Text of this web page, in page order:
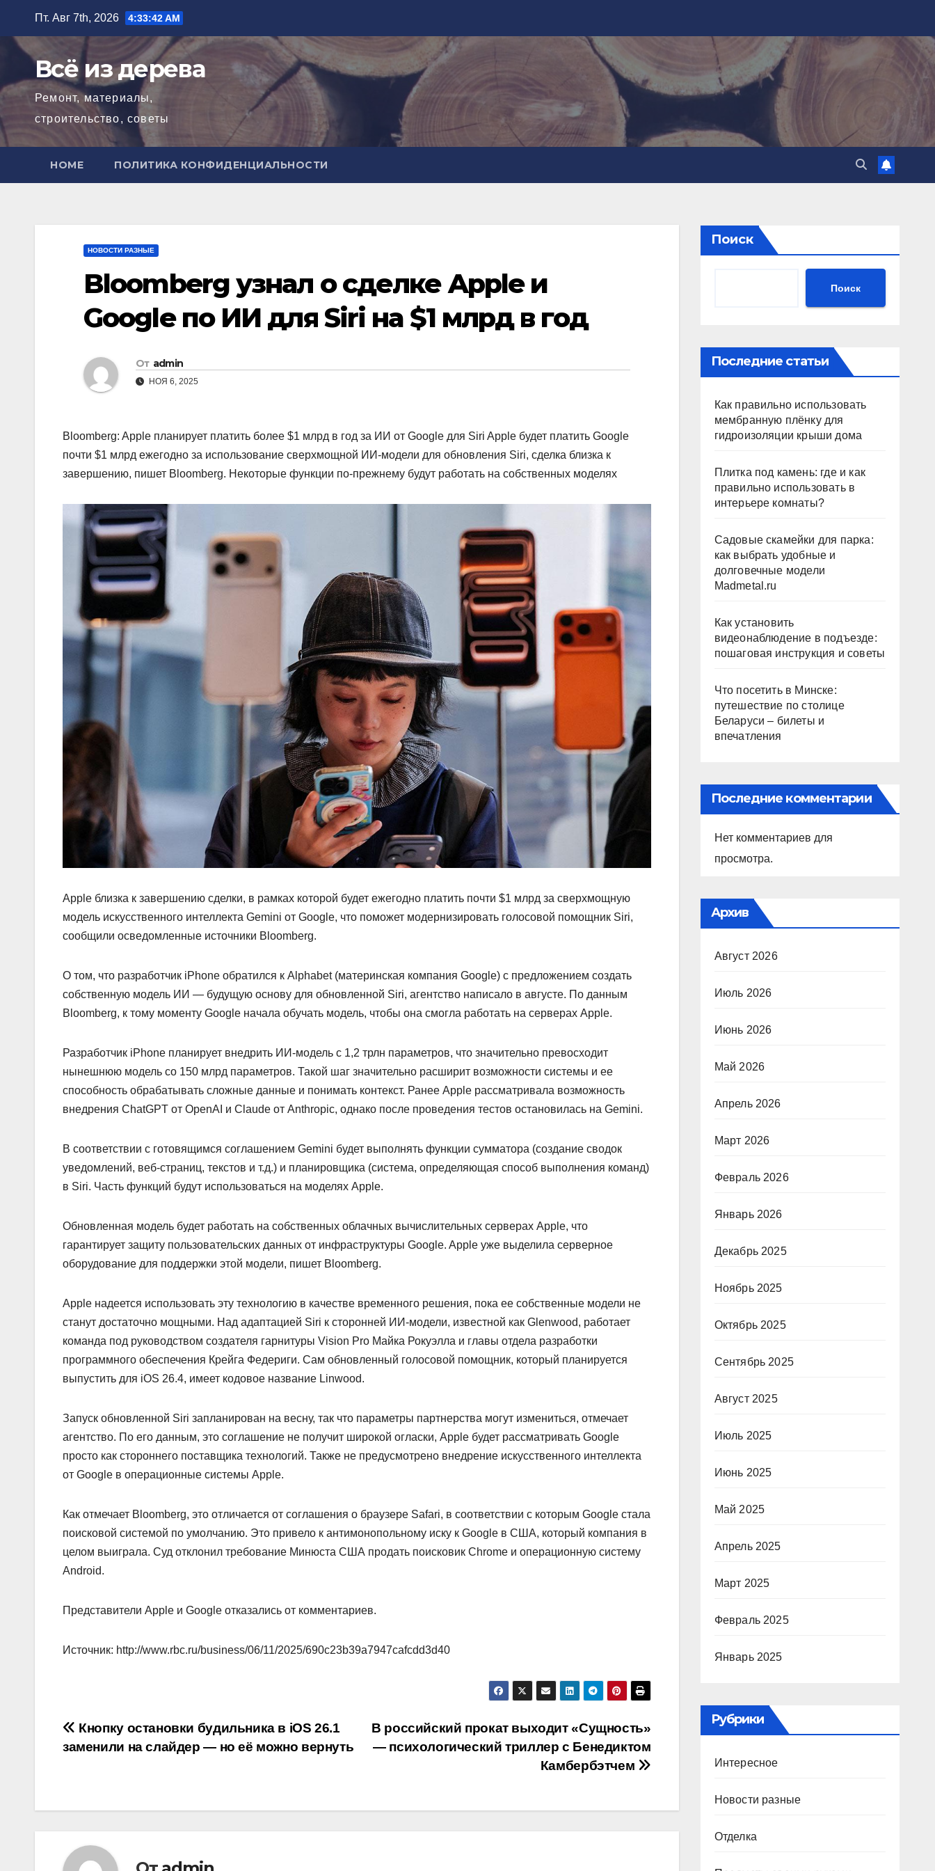
содержимому
Пт. Авг 7th, 2026 4:33:43 AM
Всё из дерева
Ремонт, материалы,
строительство, советы
HOME ПОЛИТИКА КОНФИДЕНЦИАЛЬНОСТИ
НОВОСТИ РАЗНЫЕ
Bloomberg узнал о сделке Apple и
Google по ИИ для Siri на $1 млрд в год
От admin
НОЯ 6, 2025
Bloomberg: Apple планирует платить более $1 млрд в год за ИИ от Google для Siri Apple будет платить Google
почти $1 млрд ежегодно за использование сверхмощной ИИ-модели для обновления Siri, сделка близка к
завершению, пишет Bloomberg. Некоторые функции по-прежнему будут работать на собственных моделях
Apple близка к завершению сделки, в рамках которой будет ежегодно платить почти $1 млрд за сверхмощную
модель искусственного интеллекта Gemini от Google, что поможет модернизировать голосовой помощник Siri,
сообщили осведомленные источники Bloomberg.
О том, что разработчик iPhone обратился к Alphabet (материнская компания Google) с предложением создать
собственную модель ИИ — будущую основу для обновленной Siri, агентство написало в августе. По данным
Bloomberg, к тому моменту Google начала обучать модель, чтобы она смогла работать на серверах Apple.
Разработчик iPhone планирует внедрить ИИ-модель с 1,2 трлн параметров, что значительно превосходит
нынешнюю модель со 150 млрд параметров. Такой шаг значительно расширит возможности системы и ее
способность обрабатывать сложные данные и понимать контекст. Ранее Apple рассматривала возможность
внедрения ChatGPT от OpenAI и Claude от Anthropic, однако после проведения тестов остановилась на Gemini.
В соответствии с готовящимся соглашением Gemini будет выполнять функции сумматора (создание сводок
уведомлений, веб-страниц, текстов и т.д.) и планировщика (система, определяющая способ выполнения команд)
в Siri. Часть функций будут использоваться на моделях Apple.
Обновленная модель будет работать на собственных облачных вычислительных серверах Apple, что
гарантирует защиту пользовательских данных от инфраструктуры Google. Apple уже выделила серверное
оборудование для поддержки этой модели, пишет Bloomberg.
Apple надеется использовать эту технологию в качестве временного решения, пока ее собственные модели не
станут достаточно мощными. Над адаптацией Siri к сторонней ИИ-модели, известной как Glenwood, работает
команда под руководством создателя гарнитуры Vision Pro Майка Рокуэлла и главы отдела разработки
программного обеспечения Крейга Федериги. Сам обновленный голосовой помощник, который планируется
выпустить для iOS 26.4, имеет кодовое название Linwood.
Запуск обновленной Siri запланирован на весну, так что параметры партнерства могут измениться, отмечает
агентство. По его данным, это соглашение не получит широкой огласки, Apple будет рассматривать Google
просто как стороннего поставщика технологий. Также не предусмотрено внедрение искусственного интеллекта
от Google в операционные системы Apple.
Как отмечает Bloomberg, это отличается от соглашения о браузере Safari, в соответствии с которым Google стала
поисковой системой по умолчанию. Это привело к антимонопольному иску к Google в США, который компания в
целом выиграла. Суд отклонил требование Минюста США продать поисковик Chrome и операционную систему
Android.
Представители Apple и Google отказались от комментариев.
Источник: http://www.rbc.ru/business/06/11/2025/690c23b39a7947cafcdd3d40
Навигация
В российский прокат выходит «Сущность»
— психологический триллер с Бенедиктом
Камбербэтчем
Кнопку остановки будильника в iOS 26.1
заменили на слайдер — но её можно вернуть
Поиск
Поиск
Последние статьи
Как правильно использовать
мембранную плёнку для
гидроизоляции крыши дома
Плитка под камень: где и как
правильно использовать в
интерьере комнаты?
Садовые скамейки для парка:
как выбрать удобные и
долговечные модели
Madmetal.ru
Как установить
видеонаблюдение в подъезде:
пошаговая инструкция и советы
Что посетить в Минске:
путешествие по столице
Беларуси – билеты и
впечатления
Последние комментарии
Нет комментариев для
просмотра.
Архив
Август 2026
Июль 2026
Июнь 2026
Май 2026
Апрель 2026
Март 2026
Февраль 2026
Январь 2026
Декабрь 2025
Ноябрь 2025
Октябрь 2025
Сентябрь 2025
Август 2025
Июль 2025
Июнь 2025
Май 2025
Апрель 2025
Март 2025
Февраль 2025
Январь 2025
Рубрики
Интересное
Новости разные
Отделка